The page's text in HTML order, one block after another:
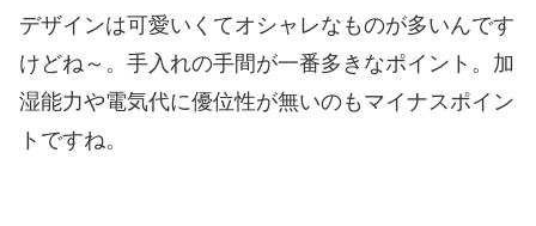
デザインは可愛いくてオシャレなものが多いんです
けどね～。手入れの手間が一番多きなポイント。加
湿能力や電気代に優位性が無いのもマイナスポイン
トですね。